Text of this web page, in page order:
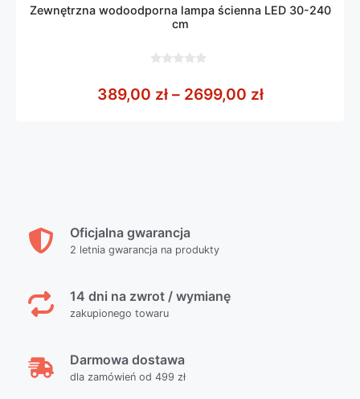
Zewnętrzna wodoodporna lampa ścienna LED 30-240
cm
5
389,00 zł – 2699,00 złZakres cen:
Oficjalna gwarancja
2 letnia gwarancja na produkty
14 dni na zwrot / wymianę
zakupionego towaru
Darmowa dostawa
dla zamówień od 499 zł